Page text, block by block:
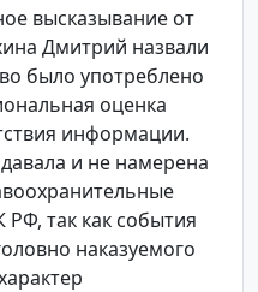
высказывание от
Дмитрий назвали
было употреблено
оценка
информации.
и не намерена
РФ, так как события
наказуемого